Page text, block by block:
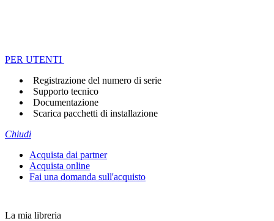
PER UTENTI
Registrazione del numero di serie
Supporto tecnico
Documentazione
Scarica pacchetti di installazione
Chiudi
Acquista dai partner
Acquista online
Fai una domanda sull'acquisto
La mia libreria